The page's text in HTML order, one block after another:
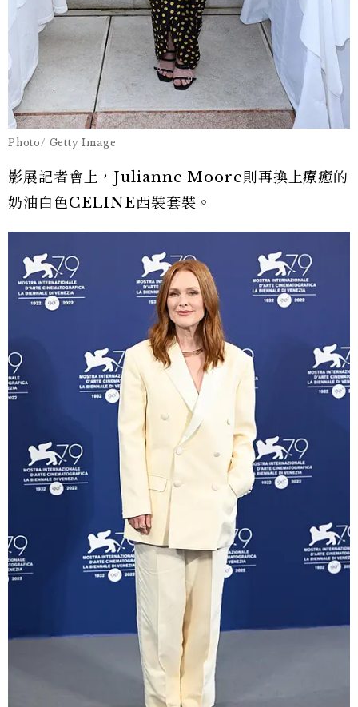
Photo/ Getty Image
影展記者會上，Julianne Moore則再換上療癒的
奶油白色CELINE西裝套裝。